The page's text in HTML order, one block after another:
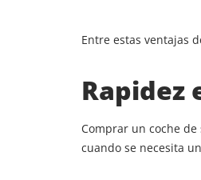
Entre estas ventajas
Rapidez
Comprar un coche
cuando se necesita